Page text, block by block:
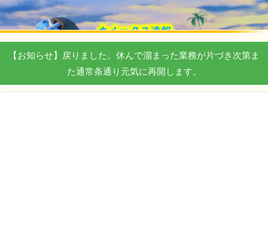
【お知らせ】戻りました。休んで溜まった業務が片づき次第ま
た通常条通り元気に再開します。